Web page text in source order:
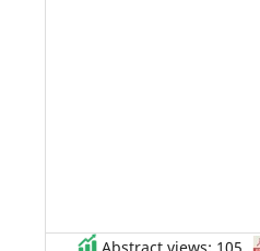
Abstract views: 105 ,